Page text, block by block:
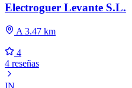
Electroguer Levante S.L.
A 3.47 km
4
4 reseñas